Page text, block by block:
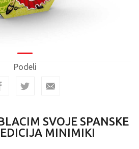
Podeli
SVOJE SPANSKE
MINIMIKI